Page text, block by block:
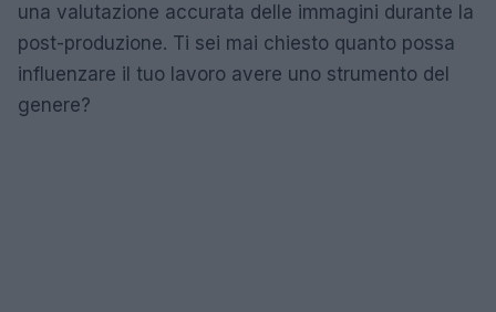
una valutazione accurata delle immagini durante la
post-produzione. Ti sei mai chiesto quanto possa
influenzare il tuo lavoro avere uno strumento del
genere?